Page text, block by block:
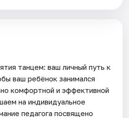
танцем: ваш личный путь к
ваш ребёнок занимался
комфортной и эффективной
на индивидуальное
педагога посвящено